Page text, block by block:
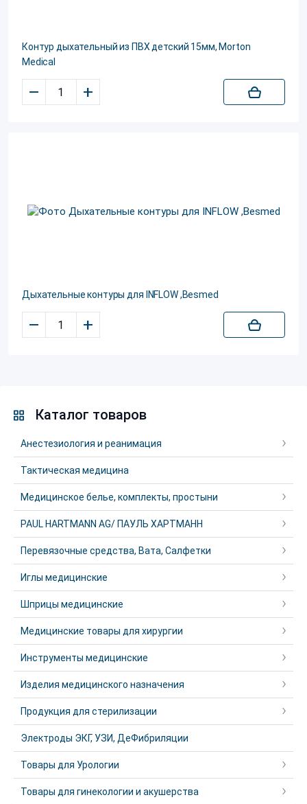
Контур дыхательный из ПВХ детский 15мм, Morton
Medical
– +
Дыхательные контуры для INFLOW ,Besmed
– +
Каталог товаров
Анестезиология и реанимация
Тактическая медицина
Медицинское белье, комплекты, простыни
PAUL HARTMANN AG/ ПАУЛЬ ХАРТМАНН
Перевязочные средства, Вата, Салфетки
Иглы медицинские
Шприцы медицинские
Медицинские товары для хирургии
Инструменты медицинские
Изделия медицинского назначения
Продукция для стерилизации
Электроды ЭКГ, УЗИ, ДеФибриляции
Товары для Урологии
Товары для гинекологии и акушерства